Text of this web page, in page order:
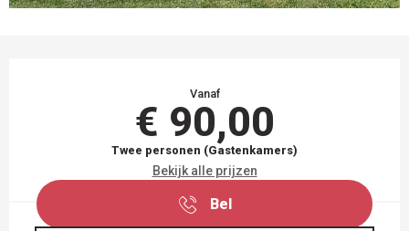
Vanaf
€ 90,00
Twee personen (Gastenkamers)
Bekijk alle prijzen
Bel